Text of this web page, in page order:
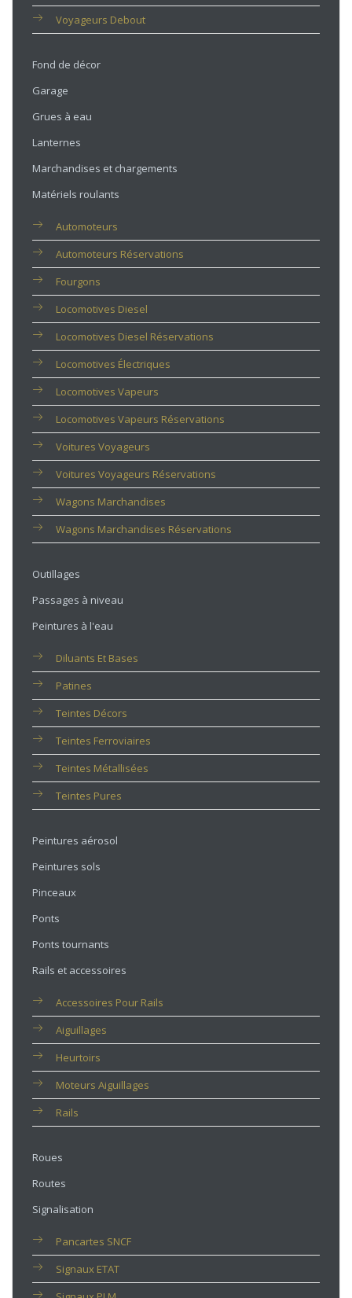
Voyageurs Debout
Fond de décor
Garage
Grues à eau
Lanternes
Marchandises et chargements
Matériels roulants
Automoteurs
Automoteurs Réservations
Fourgons
Locomotives Diesel
Locomotives Diesel Réservations
Locomotives Électriques
Locomotives Vapeurs
Locomotives Vapeurs Réservations
Voitures Voyageurs
Voitures Voyageurs Réservations
Wagons Marchandises
Wagons Marchandises Réservations
Outillages
Passages à niveau
Peintures à l'eau
Diluants Et Bases
Patines
Teintes Décors
Teintes Ferroviaires
Teintes Métallisées
Teintes Pures
Peintures aérosol
Peintures sols
Pinceaux
Ponts
Ponts tournants
Rails et accessoires
Accessoires Pour Rails
Aiguillages
Heurtoirs
Moteurs Aiguillages
Rails
Roues
Routes
Signalisation
Pancartes SNCF
Signaux ETAT